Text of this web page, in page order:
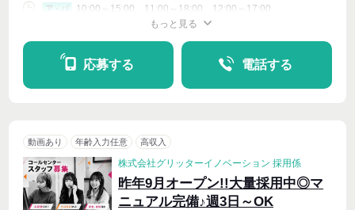
ア・パ 10:00～15:00、11:00～18:00、12:00～17:00
もっと見る
応募する 電話する
動画あり 年齢入力任意 高収入
株式会社グリッターイノベーション 採用係
昨年9月オープン!!大量採用中◎マ
ニュアル完備♪週3日～OK